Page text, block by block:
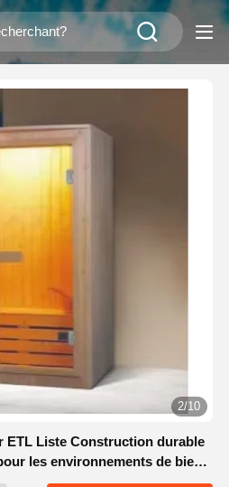
3/10
ETL Liste Construction durable
les environnements de bien-